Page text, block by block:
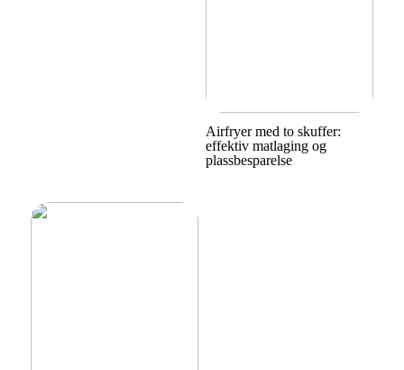
Airfryer med to skuffer:
effektiv matlaging og
plassbesparelse